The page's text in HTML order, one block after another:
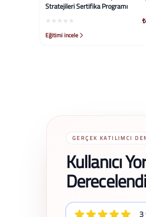
Stratejileri Sertifika Programı
Eğitimi incele
GERÇEK KATILIMCI
Kullanıcı
3